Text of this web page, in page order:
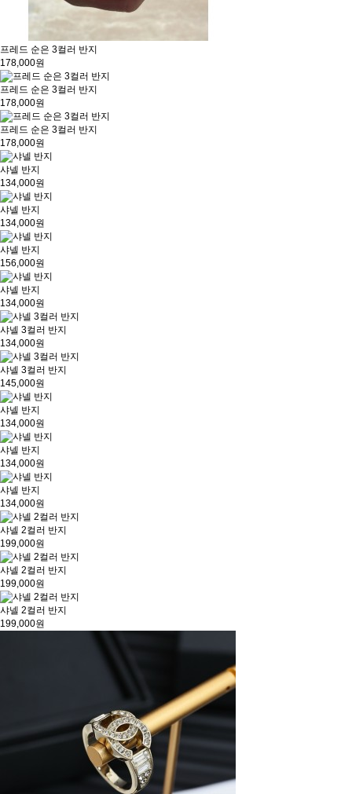
프레드 순은 3컬러 반지
178,000원
프레드 순은 3컬러 반지
178,000원
프레드 순은 3컬러 반지
178,000원
샤넬 반지
134,000원
샤넬 반지
134,000원
샤넬 반지
156,000원
샤넬 반지
134,000원
샤넬 3컬러 반지
134,000원
샤넬 3컬러 반지
145,000원
샤넬 반지
134,000원
샤넬 반지
134,000원
샤넬 반지
134,000원
샤넬 2컬러 반지
199,000원
샤넬 2컬러 반지
199,000원
샤넬 2컬러 반지
199,000원